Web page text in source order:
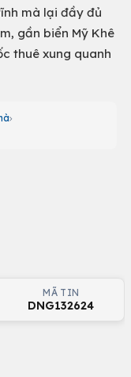
mà lại đầy đủ
gần biển Mỹ Khê
thuê xung quanh
MÃ TIN
DNG132624